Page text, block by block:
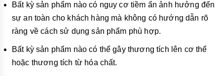
Bất kỳ sản phẩm nào có nguy cơ tiềm ẩn ảnh hưởng đến
sự an toàn cho khách hàng mà không có hướng dẫn rõ
ràng về cách sử dụng sản phẩm phù hợp.
Bất kỳ sản phẩm nào có thể gây thương tích lên cơ thể
hoặc thương tích từ hóa chất.